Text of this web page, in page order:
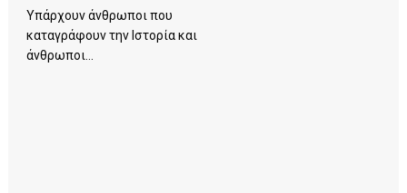
Υπάρχουν άνθρωποι που
καταγράφουν την Ιστορία και
άνθρωποι...